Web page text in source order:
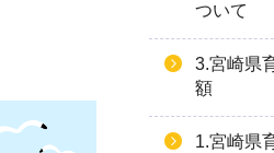
ついて
3.宮崎県
額
1.宮崎県